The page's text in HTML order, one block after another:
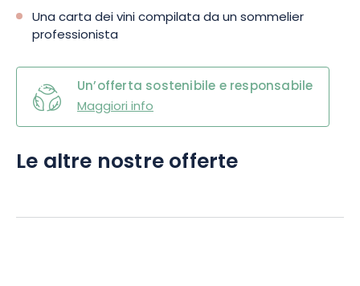
Una carta dei vini compilata da un sommelier
professionista
Un’offerta sostenibile e responsabile
Maggiori info
Le altre nostre offerte